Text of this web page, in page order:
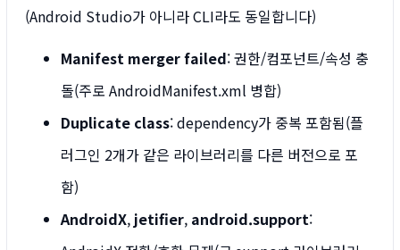
(Android Studio가 아니라 CLI라도 동일합니다)
Manifest merger failed: 권한/컴포넌트/속성 충
돌(주로 AndroidManifest.xml 병합)
Duplicate class: dependency가 중복 포함됨(플
러그인 2개가 같은 라이브러리를 다른 버전으로 포
함)
AndroidX, jetifier, android.support: